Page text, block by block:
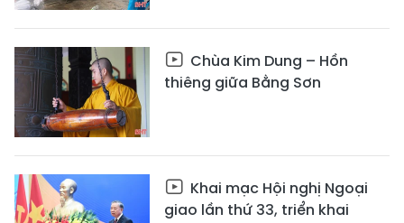
Chùa Kim Dung – Hồn
thiêng giữa Bằng Sơn
Khai mạc Hội nghị Ngoại
giao lần thứ 33, triển khai